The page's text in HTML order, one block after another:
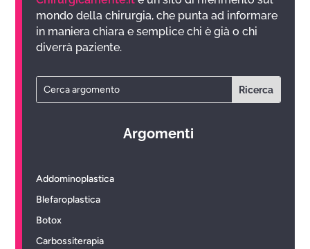
mondo della chirurgia, che punta ad informare
in maniera chiara e semplice chi è già o chi
diverrà paziente.
Argomenti
Addominoplastica
Blefaroplastica
Botox
Carbossiterapia